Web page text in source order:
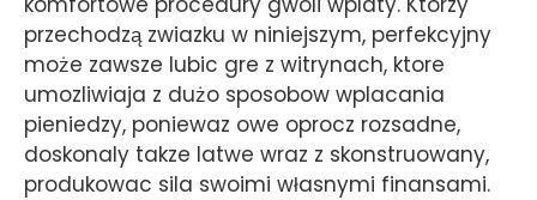
przechodzą zwiazku w niniejszym, perfekcyjny
może zawsze lubic gre z witrynach, ktore
umozliwiaja z dużo sposobow wplacania
pieniedzy, poniewaz owe oprocz rozsadne,
doskonaly takze latwe wraz z skonstruowany,
produkowac sila swoimi własnymi finansami.